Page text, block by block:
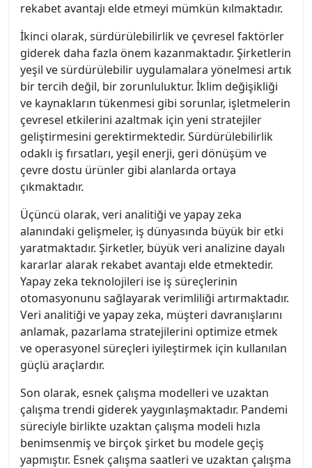
rekabet avantajı elde etmeyi mümkün kılmaktadır.
İkinci olarak, sürdürülebilirlik ve çevresel faktörler
giderek daha fazla önem kazanmaktadır. Şirketlerin
yeşil ve sürdürülebilir uygulamalara yönelmesi artık
bir tercih değil, bir zorunluluktur. İklim değişikliği
ve kaynakların tükenmesi gibi sorunlar, işletmelerin
çevresel etkilerini azaltmak için yeni stratejiler
geliştirmesini gerektirmektedir. Sürdürülebilirlik
odaklı iş fırsatları, yeşil enerji, geri dönüşüm ve
çevre dostu ürünler gibi alanlarda ortaya
çıkmaktadır.
Üçüncü olarak, veri analitiği ve yapay zeka
alanındaki gelişmeler, iş dünyasında büyük bir etki
yaratmaktadır. Şirketler, büyük veri analizine dayalı
kararlar alarak rekabet avantajı elde etmektedir.
Yapay zeka teknolojileri ise iş süreçlerinin
otomasyonunu sağlayarak verimliliği artırmaktadır.
Veri analitiği ve yapay zeka, müşteri davranışlarını
anlamak, pazarlama stratejilerini optimize etmek
ve operasyonel süreçleri iyileştirmek için kullanılan
güçlü araçlardır.
Son olarak, esnek çalışma modelleri ve uzaktan
çalışma trendi giderek yaygınlaşmaktadır. Pandemi
süreciyle birlikte uzaktan çalışma modeli hızla
benimsenmiş ve birçok şirket bu modele geçiş
yapmıştır. Esnek çalışma saatleri ve uzaktan çalışma